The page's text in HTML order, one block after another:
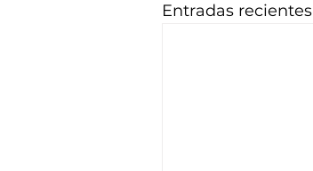
Entradas recientes